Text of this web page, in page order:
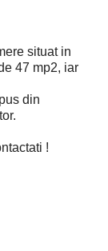
situat in
47 mp2, iar
din
!